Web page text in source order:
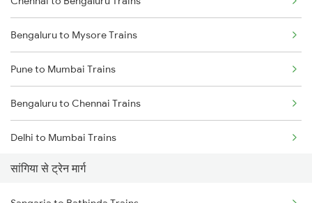
Bengaluru to Mysore Trains
Pune to Mumbai Trains
Bengaluru to Chennai Trains
Delhi to Mumbai Trains
Mumbai to Pune Trains
सांगिया से ट्रेन मार्ग